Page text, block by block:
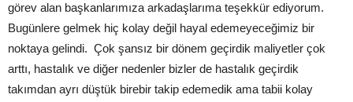
görev alan başkanlarımıza arkadaşlarıma teşekkür ediyorum.
Bugünlere gelmek hiç kolay değil hayal edemeyeceğimiz bir
noktaya gelindi. Çok şansız bir dönem geçirdik maliyetler çok
arttı, hastalık ve diğer nedenler bizler de hastalık geçirdik
takımdan ayrı düştük birebir takip edemedik ama tabii kolay